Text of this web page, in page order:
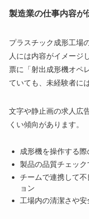
製造業の仕事内容が
プラスチック成形工場
人には内容がイメージ
票に「射出成形機オペ
ていても、未経験者に
文字や静止画の求人広
くい傾向があります。
成形機を操作する
製品の品質チェッ
チームで連携して
ョン
工場内の清潔さや